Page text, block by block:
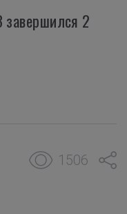
завершился 2
1506